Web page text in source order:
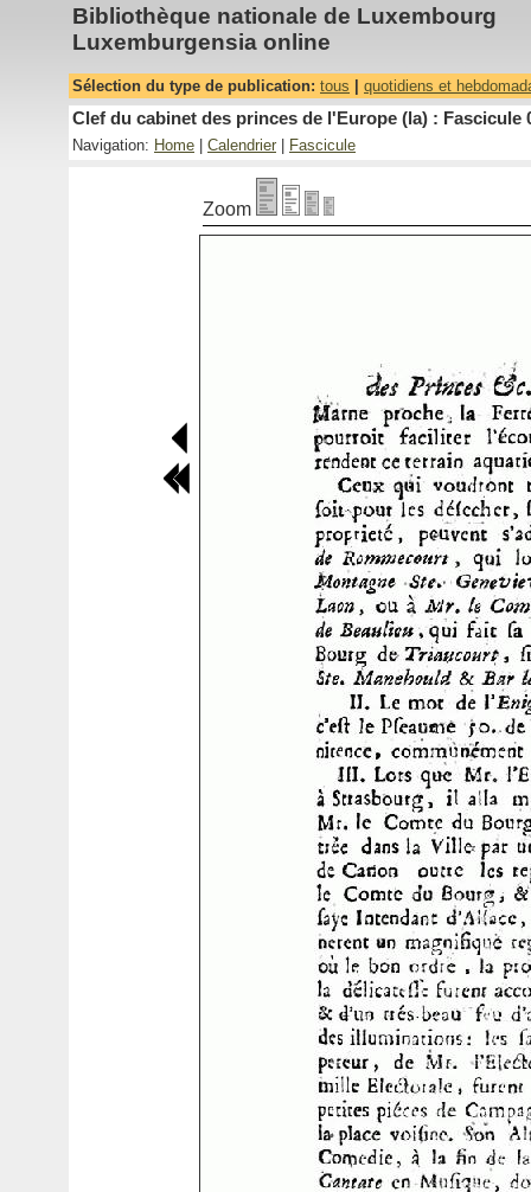
Bibliothèque nationale de Luxembourg
Luxemburgensia online
Sélection du type de publication: tous quotidiens et
Clef du cabinet des princes de l'Europe (la) : Fascicule
Navigation: Home Calendrier Fascicule
Zoom